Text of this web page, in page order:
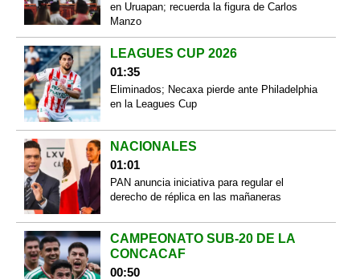
en Uruapan; recuerda la figura de Carlos
Manzo
LEAGUES CUP 2026
01:35
Eliminados; Necaxa pierde ante Philadelphia
en la Leagues Cup
NACIONALES
01:01
PAN anuncia iniciativa para regular el
derecho de réplica en las mañaneras
CAMPEONATO SUB-20 DE LA
CONCACAF
00:50